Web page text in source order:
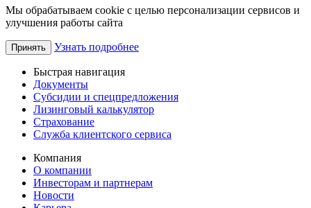
Мы обрабатываем cookie с целью персонализации сервисов и
улучшения работы сайта
Принять Узнать подробнее
Быстрая навигация
Документы
Субсидии и спецпредложения
Лизинговый калькулятор
Страхование
Служба клиентского сервиса
Компания
О компании
Инвесторам и партнерам
Новости